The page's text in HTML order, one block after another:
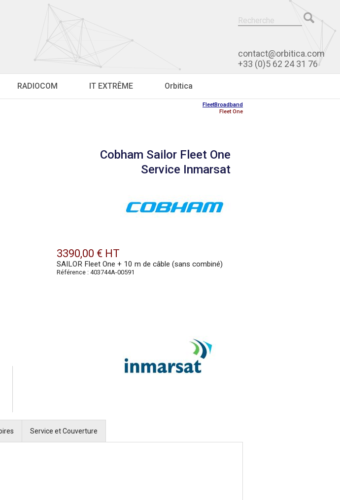
contact@orbitica.com
+33 (0)5 62 24 31 76
RADIOCOM IT EXTRÊME Orbitica
FleetBroadband
Fleet One
Cobham Sailor Fleet One
Service Inmarsat
3390,00 € HT
SAILOR Fleet One + 10 m de câble (sans combiné)
Référence : 403744A-00591
Service et Couverture